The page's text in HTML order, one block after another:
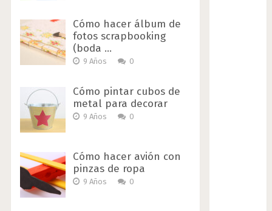
Cómo hacer álbum de
fotos scrapbooking
(boda …
9 Años 0
Cómo pintar cubos de
metal para decorar
9 Años 0
Cómo hacer avión con
pinzas de ropa
9 Años 0